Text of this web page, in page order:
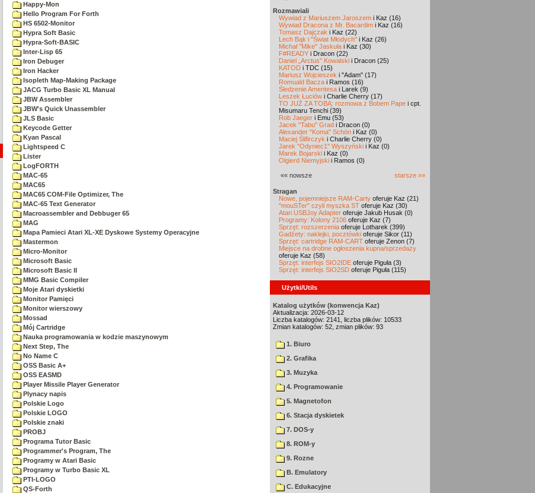
Happy-Mon
Hello Program For Forth
HS 6502-Monitor
Hypra Soft Basic
Hypra-Soft-BASIC
Inter-Lisp 65
Iron Debuger
Iron Hacker
Isopleth Map-Making Package
JACG Turbo Basic XL Manual
JBW Assembler
JBW's Quick Unassembler
JLS Basic
Keycode Getter
Kyan Pascal
Lightspeed C
Lister
LogFORTH
MAC-65
MAC65
MAC65 COM-File Optimizer, The
MAC-65 Text Generator
Macroassembler and Debbuger 65
MAG
Mapa Pamieci Atari XL-XE Dyskowe Systemy Operacyjne
Mastermon
Micro-Monitor
Microsoft Basic
Microsoft Basic II
MMG Basic Compiler
Moje Atari dyskietki
Monitor Pamięci
Monitor wierszowy
Mossad
Mój Cartridge
Nauka programowania w kodzie maszynowym
Next Step, The
No Name C
OSS Basic A+
OSS EASMD
Player Missile Player Generator
Plynacy napis
Polskie Logo
Polskie LOGO
Polskie znaki
PROBJ
Programa Tutor Basic
Programmer's Program, The
Programy w Atari Basic
Programy w Turbo Basic XL
PTI-LOGO
QS-Forth
Rozmawiali
Wywiad z Mariuszem Jaroszem i Kaz (16)
Wywiad Dracona z Mr. Bacardim i Kaz (16)
Tomasz Dajczak i Kaz (22)
Lech Bąk i "Świat Młodych" i Kaz (26)
Michał "Mike" Jaskuła i Kaz (30)
F#READY i Dracon (22)
Daniel „Arctus” Kowalski i Dracon (25)
KATOD i TDC (15)
Mariusz Wojcieszek i "Adam" (17)
Romuald Bacza i Ramos (16)
Śledzenie Amentesa i Larek (9)
Leszek Łuciów i Charlie Cherry (17)
TO JUŻ ZA TOBĄ: rozmowa z Bobem Pape i cpt.
Misumaru Tenchi (39)
Rob Jaeger i Emu (53)
Jacek "Tabu" Grad i Dracon (0)
Alexander "Koma" Schön i Kaz (0)
Maciej Ślifirczyk i Charlie Cherry (0)
Jarek "Odyniec1" Wyszyński i Kaz (0)
Marek Bojarski i Kaz (0)
Olgierd Niemyjski i Ramos (0)
«« nowsze starsze »»
Stragan
Nowe, pojemniejsze RAM-Carty oferuje Kaz (21)
"mouSTer" czyli myszka ST oferuje Kaz (30)
Atari USBJoy Adapter oferuje Jakub Husak (0)
Programy: Kolony 2106 oferuje Kaz (7)
Sprzęt: rozszerzenia oferuje Lotharek (399)
Gadżety: naklejki, pocztówki oferuje Sikor (11)
Sprzęt: cartridge RAM-CART oferuje Zenon (7)
Miejsce na drobne ogłoszenia kupna/sprzedaży
oferuje Kaz (58)
Sprzęt: interfejs SIO2IDE oferuje Piguła (3)
Sprzęt: interfejs SIO2SD oferuje Piguła (115)
Użytki/Utils
Katalog użytków (konwencja Kaz)
Aktualizacja: 2026-03-12
Liczba katalogów: 2141, liczba plików: 10533
Zmian katalogów: 52, zmian plików: 93
1. Biuro
2. Grafika
3. Muzyka
4. Programowanie
5. Magnetofon
6. Stacja dyskietek
7. DOS-y
8. ROM-y
9. Rozne
B. Emulatory
C. Edukacyjne